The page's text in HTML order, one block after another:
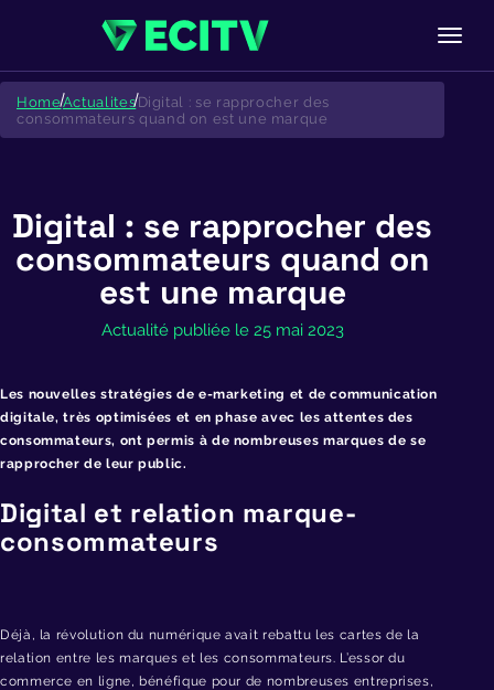
Skip
content
HomeActualitesDigital : se rapprocher des
consommateurs quand on est une marque
Digital : se rapprocher des
consommateurs quand on
est une marque
Actualité publiée le 25 mai 2023
Les nouvelles stratégies de e-marketing et de communication
digitale, très optimisées et en phase avec les attentes des
consommateurs, ont permis à de nombreuses marques de se
rapprocher de leur public.
Digital et relation marque-
consommateurs
Déjà, la révolution du numérique avait rebattu les cartes de la
relation entre les marques et les consommateurs. L’essor du
commerce en ligne, bénéfique pour de nombreuses entreprises,